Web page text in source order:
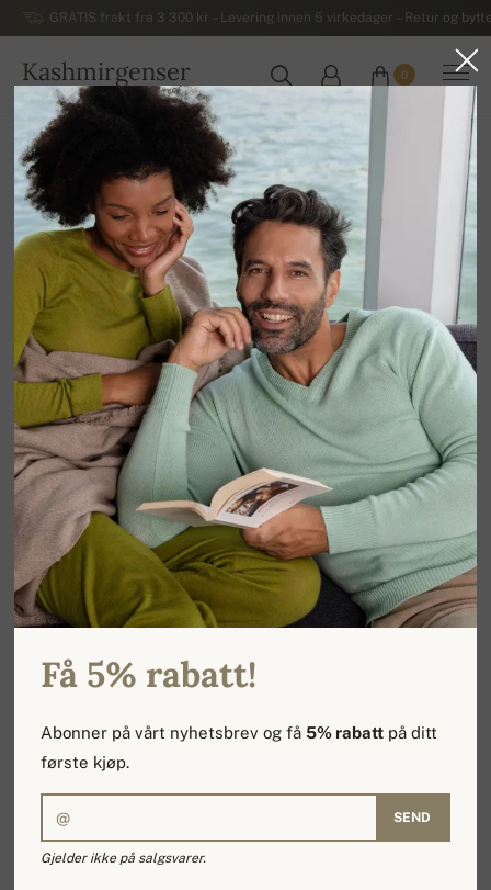
GRATIS frakt fra 3 300 kr – Levering innen 5 virkedager – Retur og
Kashmirgenser
NORGE
0
Hjem Luksuriøse damegensere i kashmir
Robine
Få 5% rabatt!
Abonner på vårt nyhetsbrev og få5% rabatt på ditt
første kjøp.
SEND
Gjelder ikke på salgsvarer.